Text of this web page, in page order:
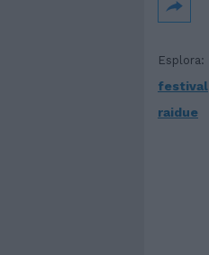
Esplora:
festival
raidue